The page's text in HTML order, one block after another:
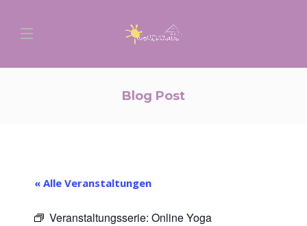
Blog Post
« Alle Veranstaltungen
Veranstaltungsserie: Online Yoga